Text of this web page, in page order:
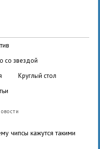
со звездой
круглый стол
чипсы кажутся такими